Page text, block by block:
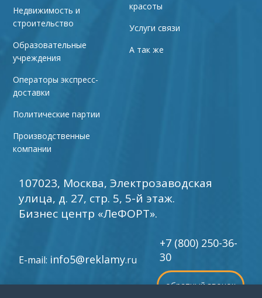
Недвижимость и
строительство
Образовательные
учреждения
Операторы экспресс-
доставки
Политические партии
Производственные
компании
красоты
Услуги связи
А так же
107023, Москва, Электрозаводская
улица, д. 27, стр. 5, 5-й этаж.
Бизнес центр «ЛеФОРТ».
E-mail: info5@reklamy.ru
обратный звонок
+7 (800) 250-36-
30